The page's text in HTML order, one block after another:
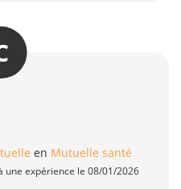
en Mutuelle santé
une expérience le 08/01/2026